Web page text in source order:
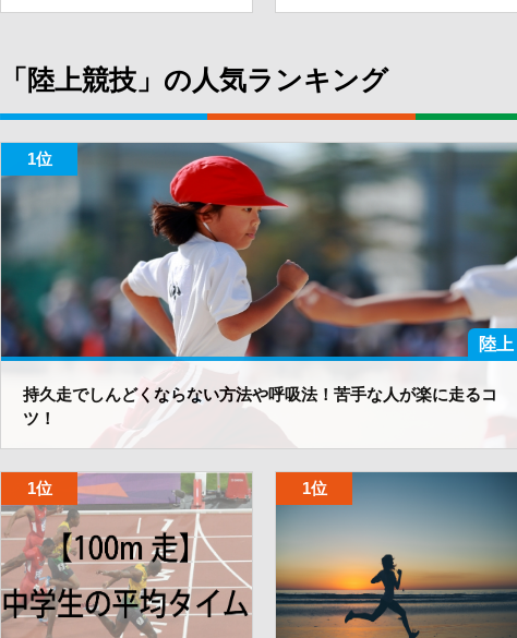
「陸上競技」の人気ランキング
陸上
持久走でしんどくならない方法や呼吸法！苦手な人が楽に走るコ
ツ！